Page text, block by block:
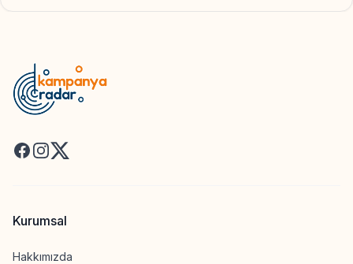
Facebook
Instagram
X
Kurumsal
Hakkımızda